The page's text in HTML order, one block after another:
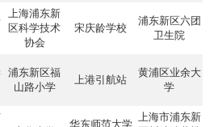
上海浦东新
区科学技术
协会
宋庆龄学校
浦东新区六团
卫生院
浦东新区福
山路小学
上港引航站
黄浦区业余大
学
华东师范大学
上海市浦东新